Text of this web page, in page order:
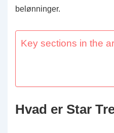
belønninger.
Key sections in the
Hvad er Star